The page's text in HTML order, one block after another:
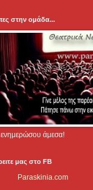
στην ομάδα...
ενημερώσου άμεσα!
μας στο FB
Paraskinia.com